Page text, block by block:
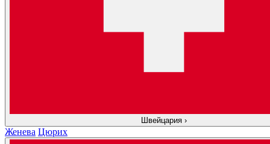
Швейцария ›
Женева Цюрих